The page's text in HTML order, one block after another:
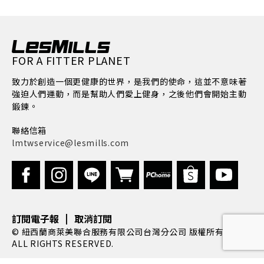
FOR A FITTER PLANET
致力於創造一個更健康的世界，是我們的使命，這並不意味著
強迫人們運動，而是幫助人們愛上健身，之後他們會開始主動
鍛鍊。
聯絡信箱
lmtwservice@lesmills.com
訂閱電子報 | 取消訂閱
© 紐西蘭商萊美聯合服務有限公司台灣分公司 版權所有, 2022.
ALL RIGHTS RESERVED.